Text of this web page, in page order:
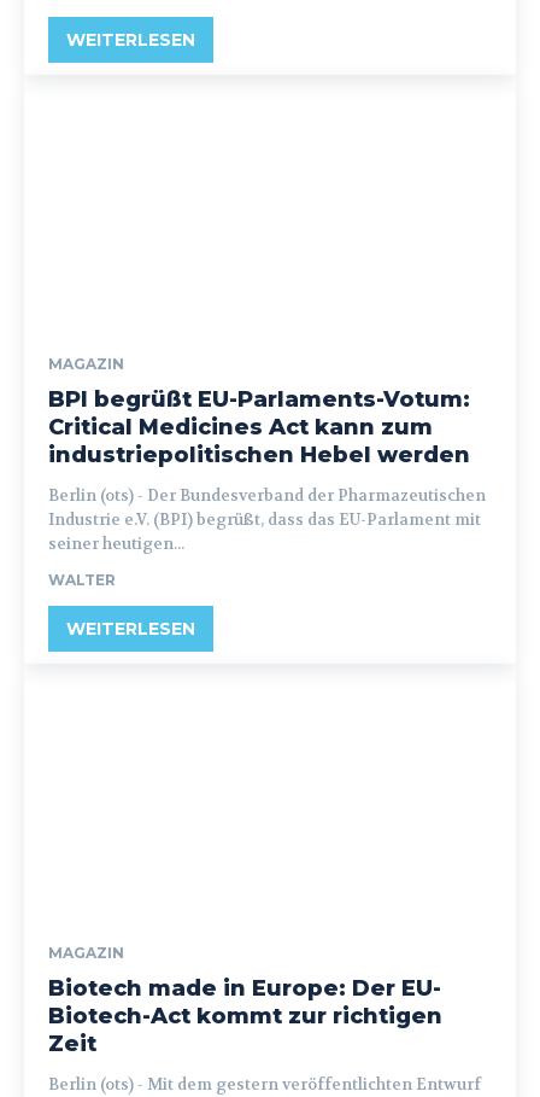
WEITERLESEN
MAGAZIN
BPI begrüßt EU-Parlaments-Votum:
Critical Medicines Act kann zum
industriepolitischen Hebel werden
Berlin (ots) - Der Bundesverband der Pharmazeutischen
Industrie e.V. (BPI) begrüßt, dass das EU-Parlament mit
seiner heutigen...
WALTER
WEITERLESEN
MAGAZIN
Biotech made in Europe: Der EU-
Biotech-Act kommt zur richtigen
Zeit
Berlin (ots) - Mit dem gestern veröffentlichten Entwurf